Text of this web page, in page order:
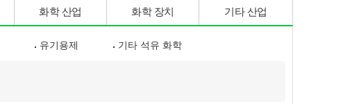
화학 산업 화학 장치 기타 산업
유기용제 기타 석유 화학